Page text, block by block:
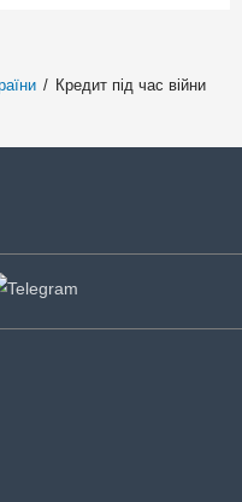
/ Кредит під час війни